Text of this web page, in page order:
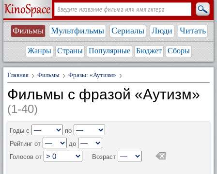
Фильмы Мультфильмы Сериалы Люди Читать
Жанры Страны Популярные Бюджет Сборы
Главная Фильмы Фразы: «Аутизм»
Фильмы с фразой «Аутизм»
(1-40)
Годы с
по
Рейтинг от
до
Голосов от
Возраст